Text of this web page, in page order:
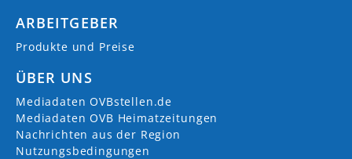
ARBEITGEBER
Produkte und Preise
ÜBER UNS
Mediadaten OVBstellen.de
Mediadaten OVB Heimatzeitungen
Nachrichten aus der Region
Nutzungsbedingungen